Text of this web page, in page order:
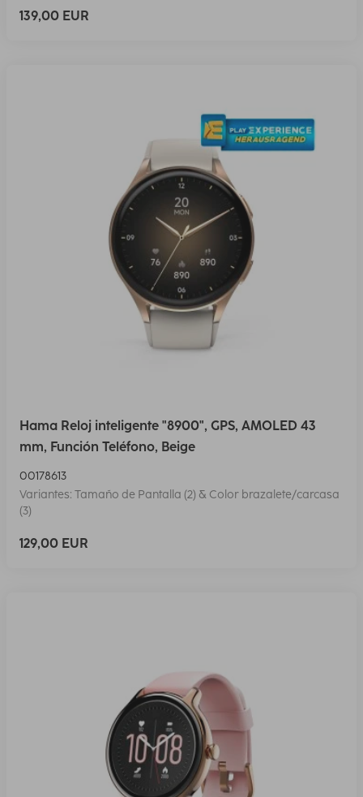
139,00 EUR
Hama Reloj inteligente "8900", GPS, AMOLED 43
mm, Función Teléfono, Beige
00178613
Variantes: Tamaño de Pantalla (2) & Color brazalete/carcasa
(3)
129,00 EUR